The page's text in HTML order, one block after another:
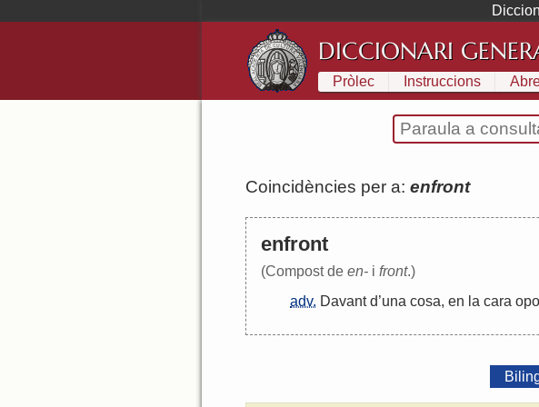
DICCIONARI
Pròlec Instruccions
Coincidències per a: enfront
enfront
(Compost de en- i front.)
adv. Davant d’una cosa, en la cara